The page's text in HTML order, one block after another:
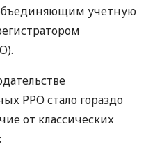
учетную
РРО стало гораздо
от классических